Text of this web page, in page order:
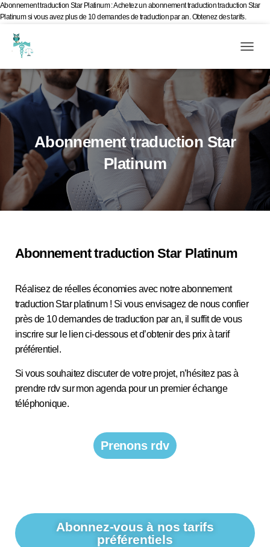
Abonnement traduction Star Platinum : Achetez un abonnement traduction traduction Star
Platinum si vous avez plus de 10 demandes de traduction par an. Obtenez des tarifs.
Evènements d’Esculape Athena Traductions Blog
Abonnement traduction Star
Platinum
Abonnement traduction Star Platinum
Réalisez de réelles économies avec notre abonnement
traduction Star platinum ! Si vous envisagez de nous confier
près de 10 demandes de traduction par an, il suffit de vous
inscrire sur le lien ci-dessous et d’obtenir des prix à tarif
préférentiel.
Si vous souhaitez discuter de votre projet, n’hésitez pas à
prendre rdv sur mon agenda pour un premier échange
téléphonique.
Prenons rdv
Abonnez-vous à nos tarifs
préférentiels